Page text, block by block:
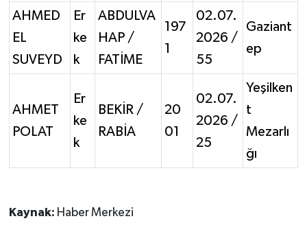
AHMED
EL
SUVEYD
Er
ke
k
ABDULVA
HAP /
FATİME
197
1
02.07.
2026 /
55
Gaziant
ep
AHMET
POLAT
Er
ke
k
BEKİR /
RABİA
20
01
02.07.
2026 /
25
Yeşilken
t
Mezarlı
ğı
Kaynak: Haber Merkezi